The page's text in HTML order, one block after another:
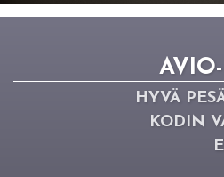
HYVÄ
KO­DIN